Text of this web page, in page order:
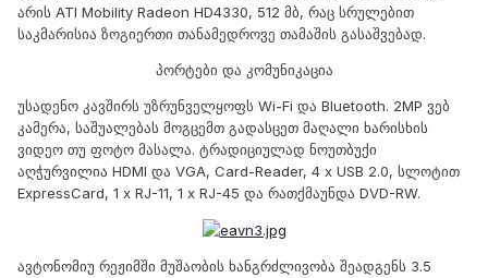
არის ATI Mobility Radeon HD4330, 512 მბ, რაც სრულებით
საკმარისია ზოგიერთი თანამედროვე თამაშის გასაშვებად.
პორტები და კომუნიკაცია
უსადენო კავშირს უზრუნველყოფს Wi-Fi და Bluetooth. 2MP ვებ
კამერა, საშუალებას მოგცემთ გადასცეთ მაღალი ხარისხის
ვიდეო თუ ფოტო მასალა. ტრადიციულად ნოუთბუქი
აღჭურვილია HDMI და VGA, Card-Reader, 4 x USB 2.0, სლოტით
ExpressCard, 1 x RJ-11, 1 x RJ-45 და რათქმაუნდა DVD-RW.
ავტონომიუ რეჟიმში მუშაობის ხანგრძლივობა შეადგენს 3.5